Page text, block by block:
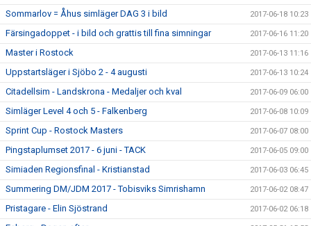
Sommarlov = Åhus simläger DAG 3 i bild 2017-06-18 10:23
Färsingadoppet - i bild och grattis till fina simningar 2017-06-16 11:20
Master i Rostock 2017-06-13 11:16
Uppstartsläger i Sjöbo 2 - 4 augusti 2017-06-13 10:24
Citadellsim - Landskrona - Medaljer och kval 2017-06-09 06:00
Simläger Level 4 och 5 - Falkenberg 2017-06-08 10:09
Sprint Cup - Rostock Masters 2017-06-07 08:00
Pingstaplumset 2017 - 6 juni - TACK 2017-06-05 09:00
Simiaden Regionsfinal - Kristianstad 2017-06-03 06:45
Summering DM/JDM 2017 - Tobisviks Simrishamn 2017-06-02 08:47
Pristagare - Elin Sjöstrand 2017-06-02 06:18